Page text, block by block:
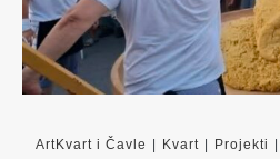
ArtKvart i Čavle Kvart Projekti